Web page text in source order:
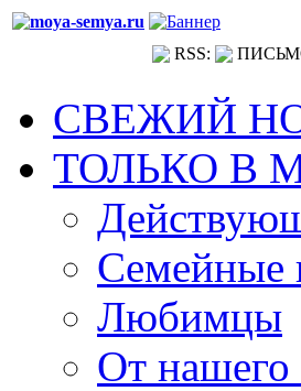
RSS:
СВЕЖИЙ
ТОЛЬКО В
Семейные
Любимцы
От нашего